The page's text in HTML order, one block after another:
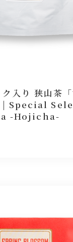
入り 狭山茶
| Special
-Hojicha-